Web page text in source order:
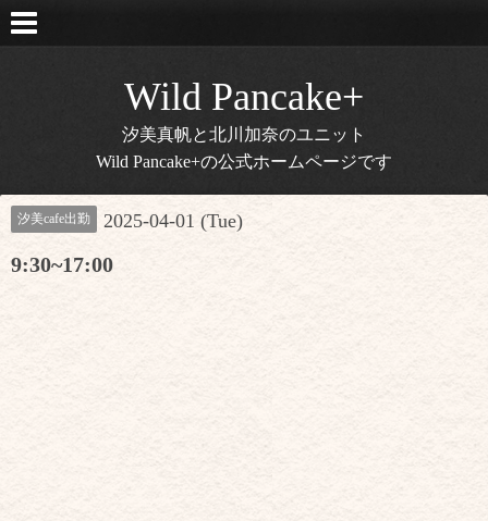
Wild Pancake+
汐美真帆と北川加奈のユニット
Wild Pancake+の公式ホームページです
汐美cafe出勤 2025-04-01 (Tue)
9:30~17:00